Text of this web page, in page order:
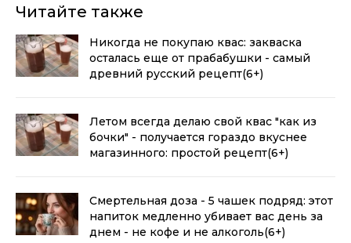
Читайте также
Никогда не покупаю квас: закваска
осталась еще от прабабушки - самый
древний русский рецепт(6+)
Летом всегда делаю свой квас "как из
бочки" - получается гораздо вкуснее
магазинного: простой рецепт(6+)
Смертельная доза - 5 чашек подряд: этот
напиток медленно убивает вас день за
днем - не кофе и не алкоголь(6+)